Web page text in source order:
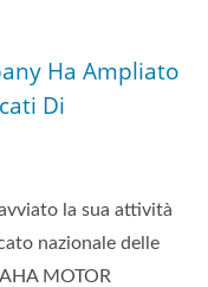
Ha Ampliato
Di
la sua attività
nazionale delle
MOTOR